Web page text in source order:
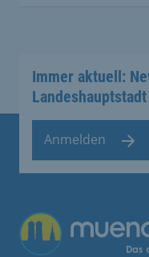
Immer aktuell:
Anmelden